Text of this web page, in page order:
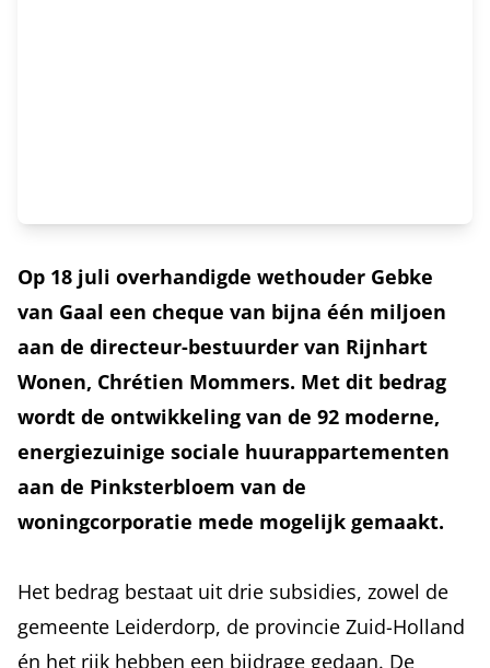
Op 18 juli overhandigde wethouder Gebke
van Gaal een cheque van bijna één miljoen
aan de directeur-bestuurder van Rijnhart
Wonen, Chrétien Mommers. Met dit bedrag
wordt de ontwikkeling van de 92 moderne,
energiezuinige sociale huurappartementen
aan de Pinksterbloem van de
woningcorporatie mede mogelijk gemaakt.
Het bedrag bestaat uit drie subsidies, zowel de
gemeente Leiderdorp, de provincie Zuid-Holland
én het rijk hebben een bijdrage gedaan. De